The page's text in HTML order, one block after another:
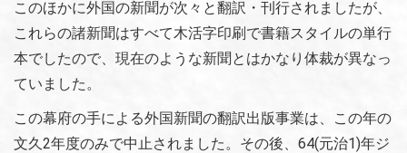
このほかに外国の新聞が次々と翻訳・刊行されましたが、
これらの諸新聞はすべて木活字印刷で書籍スタイルの単行
本でしたので、現在のような新聞とはかなり体裁が異なっ
ていました。
この幕府の手による外国新聞の翻訳出版事業は、この年の
文久2年度のみで中止されました。その後、64(元治1)年ジ